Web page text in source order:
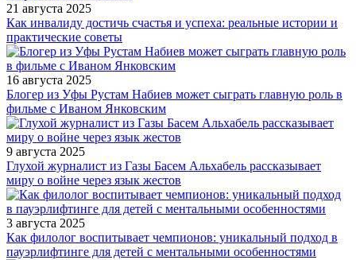
21 августа 2025
Как инвалиду достичь счастья и успеха: реальные истории и
практические советы
16 августа 2025
Блогер из Уфы Рустам Набиев может сыграть главную роль в
фильме с Иваном Янковским
9 августа 2025
Глухой журналист из Газы Басем Альхабель рассказывает
миру о войне через язык жестов
3 августа 2025
Как филолог воспитывает чемпионов: уникальный подход в
пауэрлифтинге для детей с ментальными особенностями